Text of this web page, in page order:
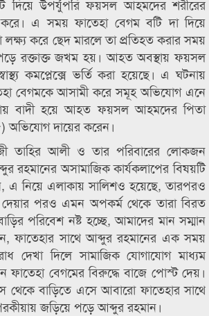
দিয়ে উপর্যুপরি ফয়সল আহমদের শরীরের
করে। এ সময় ফাতেহা বেগম বটি দা দিয়ে
করে ছেদ মারলে তা প্রতিহত করার সময়
রক্তাক্ত জখম হয়। আহত অবস্থায় ফয়সল
কমপ্লেক্সে ভর্তি করা হয়েছে। এ ঘটনায়
বেগমকে আসামী করে সমূহ অভিযোগ এনে
বাদী হয়ে আহত ফয়সল আহমদের পিতা
অভিযোগ দায়ের করেন।
তাহির আলী ও তার পরিবারের লোকজন
রহমানের অসামাজিক কার্যকলাপের বিষয়টি
এ নিয়ে এলাকায় সালিশও হয়েছে, তারপরও
দেয়ার পরও এমন অপকর্ম থেকে তারা বিরত
পরিবেশ নষ্ট হচ্ছে, আমাদের মান সম্মান
ফাতেহার সাথে আব্দুর রহমানের এক সময়
দেখা দিলে সামাজিক যোগাযোগ মাধ্যম
বেগমের বিরুদ্ধে বাজে পোস্ট দেয়।
থেকে বাড়িতে এসে আবারো ফাতেহার সাথে
জড়িয়ে পড়ে আব্দুর রহমান।